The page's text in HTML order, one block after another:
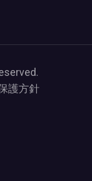
護方針